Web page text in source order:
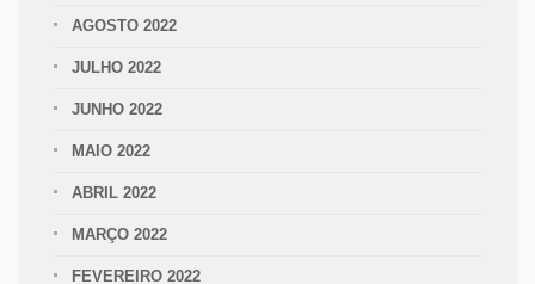
AGOSTO 2022
JULHO 2022
JUNHO 2022
MAIO 2022
ABRIL 2022
MARÇO 2022
FEVEREIRO 2022